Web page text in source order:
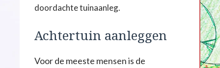
doordachte tuinaanleg.
Achtertuin aanleggen
Voor de meeste mensen is de